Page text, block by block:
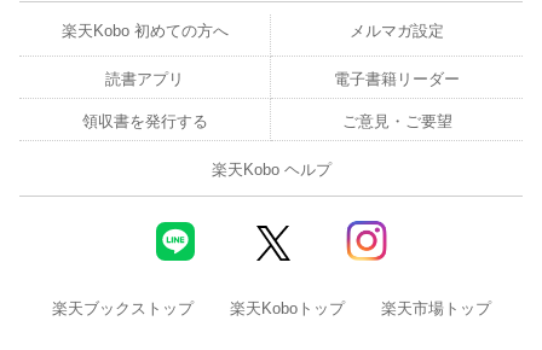
楽天Kobo 初めての方へ メルマガ設定
読書アプリ 電子書籍リーダー
領収書を発行する ご意見・ご要望
楽天Kobo ヘルプ
楽天ブックストップ 楽天Koboトップ 楽天市場トップ